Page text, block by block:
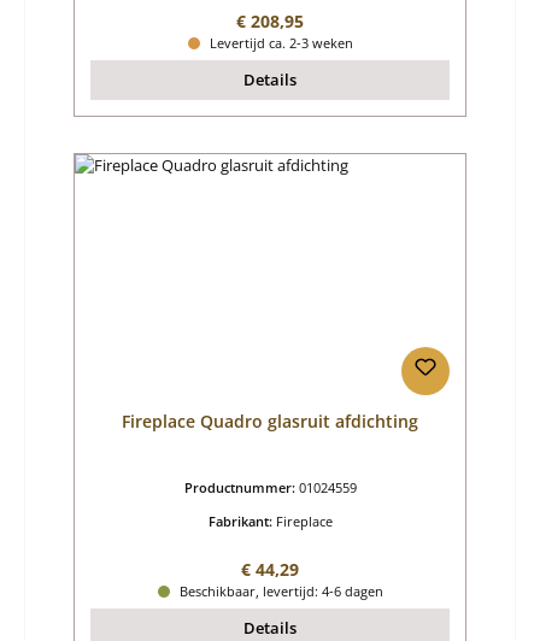
Normale prijs:
€ 208,95
Levertijd ca. 2-3 weken
Details
Fireplace Quadro glasruit afdichting
Productnummer: 01024559
Fabrikant: Fireplace
Normale prijs:
€ 44,29
Beschikbaar, levertijd: 4-6 dagen
Details